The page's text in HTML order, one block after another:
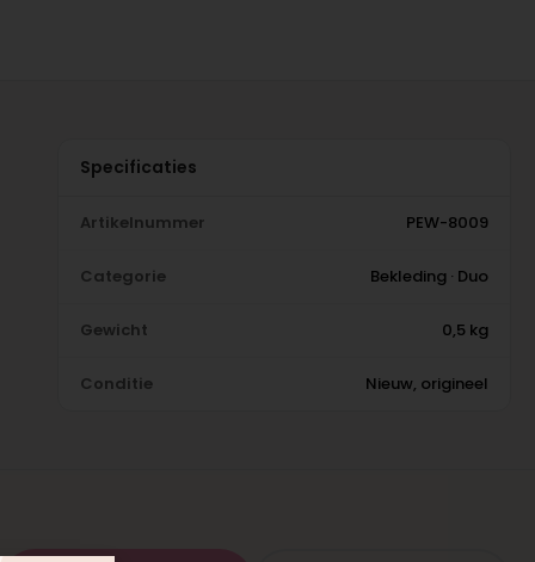
Specificaties
Artikelnummer PEW-8009
Categorie Bekleding · Duo
Gewicht 0,5 kg
Conditie Nieuw, origineel